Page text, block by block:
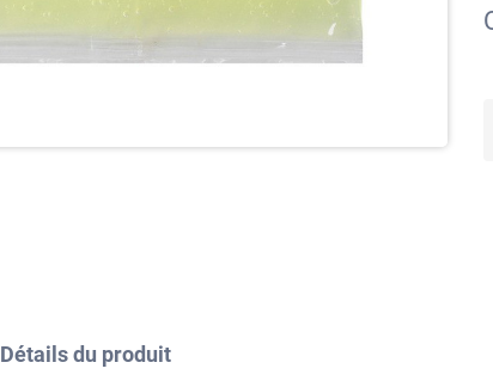
Détails du produit